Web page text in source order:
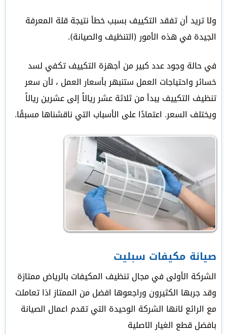
ولا تريد أن تفقد التكييف بسبب خطأ نتيجة قلة المعرفة
الجيدة في هذه الأمور (التنظيف والصيانة).
في حالة وجود عدد كبير من أجهزة التكييف تكفي لسد
خسائر واحتياجات العمل ستنبهر بأسعار العمل ، لأن سعر
تنظيف التكييف يبدأ من ثلاثة عشر ريالاً إلى عشرين ريالاً
ويختلف السعر. اعتمادًا على الأسباب التي ناقشناها مسبقًا.
صيانة مكيفات سبليت
الشركة الأولى في مجال تنظيف المكيفات بالرياض ممتازة
وقد جربها الكثيرون وراجعوها افضل من الممتاز اذا تعاملت
مع الرائع لانها الشركة الوحيدة التي تقدم اعمال الصيانة
بافضل قطع الغيار الاصلية